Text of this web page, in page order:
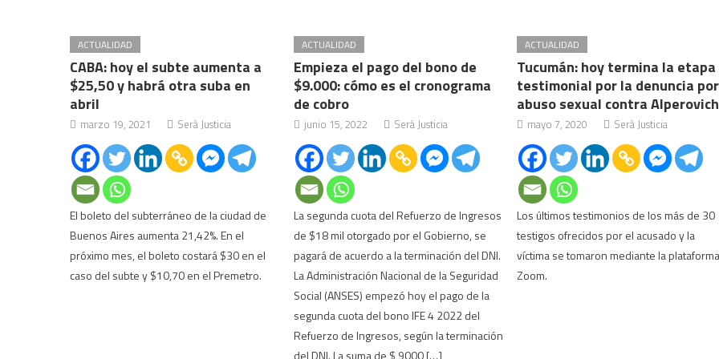
ACTUALIDAD
CABA: hoy el subte aumenta a
$25,50 y habrá otra suba en
abril
marzo 19, 2021 Será Justicia
El boleto del subterráneo de la ciudad de
Buenos Aires aumenta 21,42%. En el
próximo mes, el boleto costará $30 en el
caso del subte y $10,70 en el Premetro.
ACTUALIDAD
Empieza el pago del bono de
$9.000: cómo es el cronograma
de cobro
junio 15, 2022 Será Justicia
La segunda cuota del Refuerzo de Ingresos
de $18 mil otorgado por el Gobierno, se
pagará de acuerdo a la terminación del DNI.
La Administración Nacional de la Seguridad
Social (ANSES) empezó hoy el pago de la
segunda cuota del bono IFE 4 2022 del
Refuerzo de Ingresos, según la terminación
del DNI. La suma de $ 9000 […]
ACTUALIDAD
Tucumán: hoy termina la etapa
testimonial por la denuncia por
abuso sexual contra Alperovich
mayo 7, 2020 Será Justicia
Los últimos testimonios de los más de 30
testigos ofrecidos por el acusado y la
víctima se tomaron mediante la
Zoom.